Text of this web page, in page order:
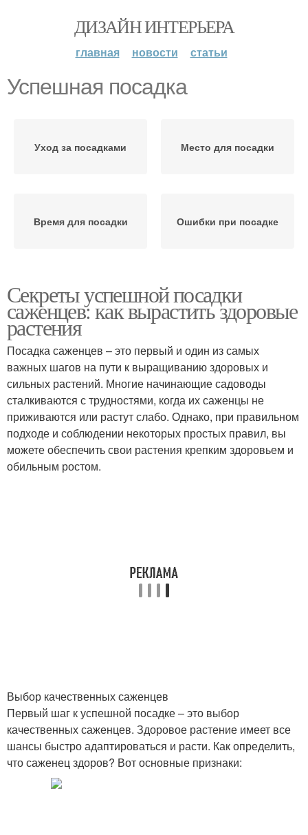
ДИЗАЙН ИНТЕРЬЕРА
главная новости статьи
Успешная посадка
Уход за посадками Место для посадки
Время для посадки Ошибки при посадке
Секреты успешной посадки
саженцев: как вырастить здоровые
растения
Посадка саженцев – это первый и один из самых
важных шагов на пути к выращиванию здоровых и
сильных растений. Многие начинающие садоводы
сталкиваются с трудностями, когда их саженцы не
приживаются или растут слабо. Однако, при правильном
подходе и соблюдении некоторых простых правил, вы
можете обеспечить свои растения крепким здоровьем и
обильным ростом.
Выбор качественных саженцев
Первый шаг к успешной посадке – это выбор
качественных саженцев. Здоровое растение имеет все
шансы быстро адаптироваться и расти. Как определить,
что саженец здоров? Вот основные признаки: